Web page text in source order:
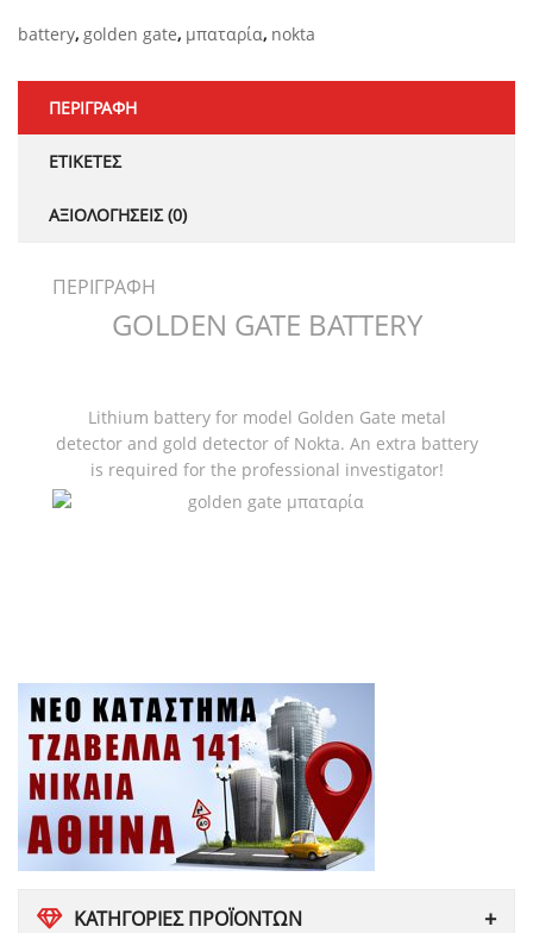
ΚΑΤΗΓΟΡΙΕΣ ΠΡΟΪΟΝΤΩΝ
battery, golden gate, μπαταρία, nokta
ΠΕΡΙΓΡΑΦΉ
ΕΤΙΚΈΤΕΣ
ΑΞΙΟΛΟΓΉΣΕΙΣ (0)
ΠΕΡΙΓΡΑΦΉ
GOLDEN GATE BATTERY
Lithium battery for model Golden Gate metal
detector and gold detector of Nokta. An extra battery
is required for the professional investigator!